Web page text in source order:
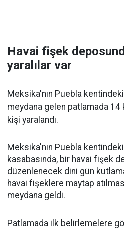
Havai fişek
yaralılar var
Meksika'nın Puebla
meydana gelen patlamada 14
kişi yaralandı.
Meksika'nın Puebla
kasabasında, bir havai fişek
düzenlenecek dini gün
havai fişeklere maytap
meydana geldi.
Patlamada ilk belirlemelere